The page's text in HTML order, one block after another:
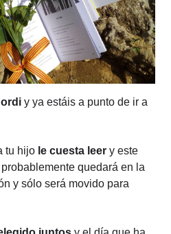
y ya estáis a punto de ir a
tu hijo le cuesta leer y este
probablemente quedará en la
y sólo será movido para